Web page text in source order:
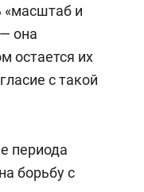
«масштаб и
она
остается их
с такой
периода
борьбу с